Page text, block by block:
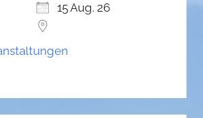
15 Aug. 26